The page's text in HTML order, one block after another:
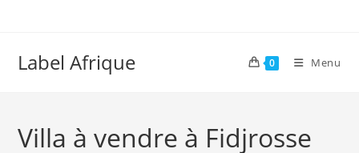
Label Afrique 0 Menu
Villa à vendre à Fidjrosse